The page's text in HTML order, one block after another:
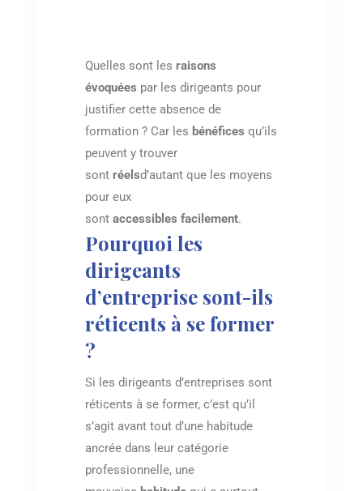
Quelles sont les raisons
évoquées par les dirigeants pour
justifier cette absence de
formation ? Car les bénéfices qu’ils
peuvent y trouver
sont réelsd’autant que les moyens
pour eux
sont accessibles facilement.
Pourquoi les
dirigeants
d’entreprise sont-ils
réticents à se former
?
Si les dirigeants d’entreprises sont
réticents à se former, c’est qu’il
s’agit avant tout d’une habitude
ancrée dans leur catégorie
professionnelle, une